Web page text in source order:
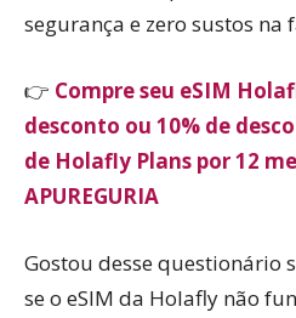
segurança e zero sustos na
👉 Compre seu eSIM
desconto ou 10% de
de Holafly Plans por 12
APUREGURIA
Gostou desse questionário
se o eSIM da Holafly não